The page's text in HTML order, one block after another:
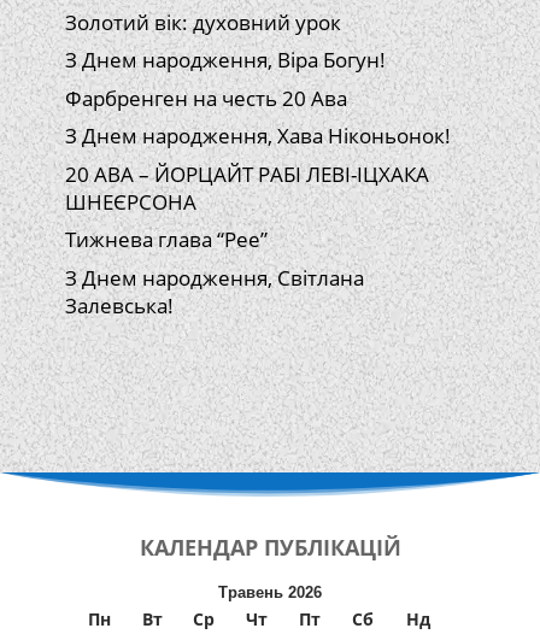
Золотий вік: духовний урок
З Днем народження, Віра Богун!
Фарбренген на честь 20 Ава
З Днем народження, Хава Ніконьонок!
20 АВА – ЙОРЦАЙТ РАБІ ЛЕВІ-ІЦХАКА
ШНЕЄРСОНА
Тижнева глава “Рее”
З Днем народження, Світлана
Залевська!
КАЛЕНДАР ПУБЛІКАЦІЙ
Травень 2026
Пн Вт Ср Чт Пт Сб
Нд